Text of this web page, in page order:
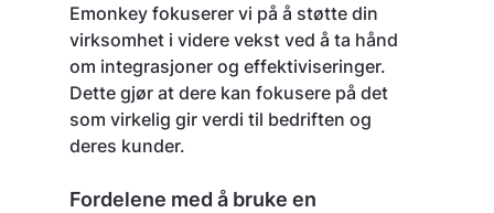
Emonkey fokuserer vi på å støtte din
virksomhet i videre vekst ved å ta hånd
om integrasjoner og effektiviseringer.
Dette gjør at dere kan fokusere på det
som virkelig gir verdi til bedriften og
deres kunder.
Fordelene med å bruke en